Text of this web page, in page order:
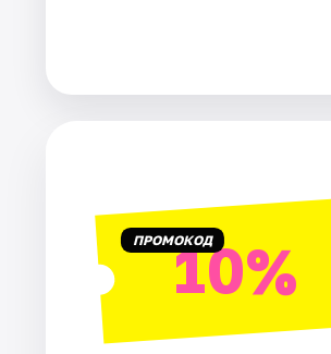
ПРОМОКОД10%